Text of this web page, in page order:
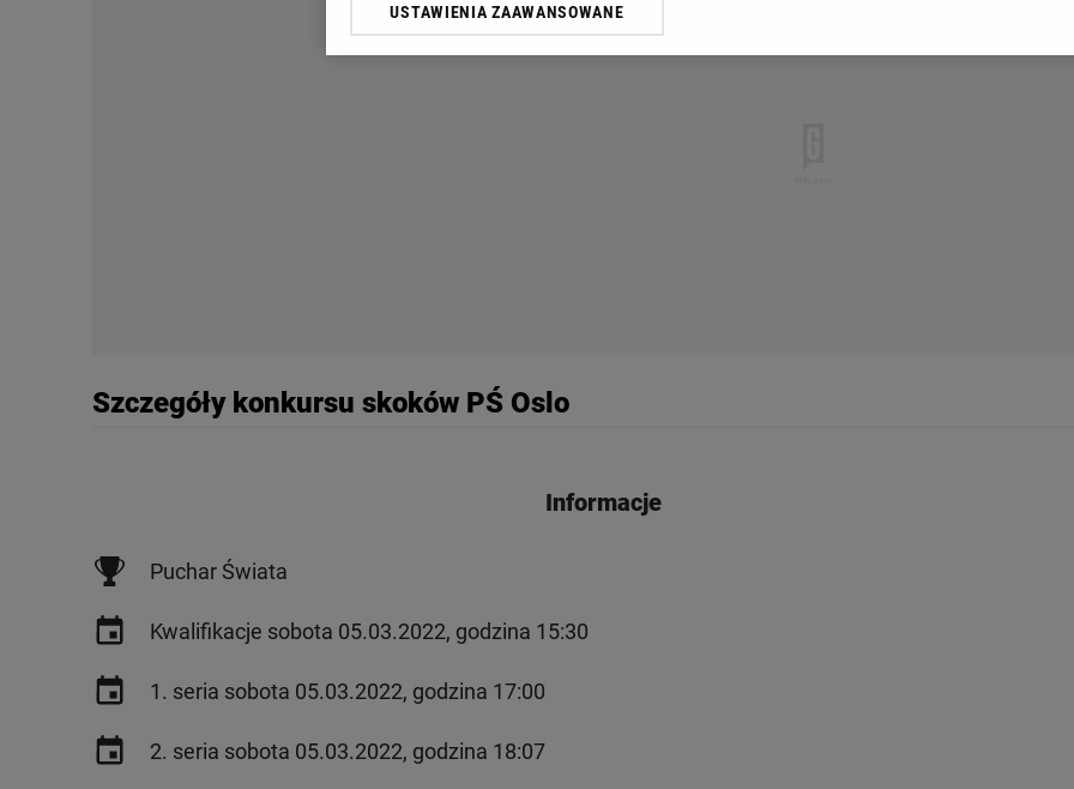
Szczegóły konkursu skoków PŚ Oslo
Informacje
Puchar Świata
Kwalifikacje sobota 05.03.2022, godzina 15:30
1. seria sobota 05.03.2022, godzina 17:00
2. seria sobota 05.03.2022, godzina 18:07
Klikając „Akceptuję” wyrażasz też zgodę na zainstalowanie i przechowywanie plików cookie
USTAWIENIA ZAAWANSOWANE